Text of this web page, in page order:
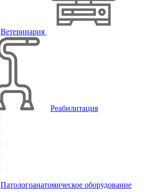
Ветеринария
Реабилитация
Патологоанатомическое оборудование